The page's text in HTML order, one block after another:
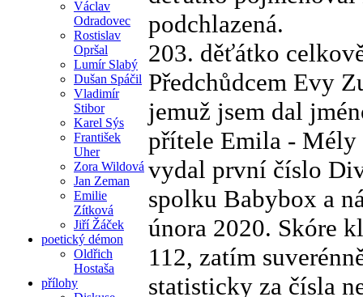
Václav
Odradovec
Rostislav
Opršal
Lumír Slabý
Dušan Spáčil
Vladimír
Stibor
Karel Sýs
František
Uher
Zora Wildová
Jan Zeman
Emilie
Zítková
Jiří Žáček
poetický démon
Oldřich
Hostaša
přílohy
podchlazená.
203. děťátko
Předchůdcem Evy
jemuž jsem dal
přítele Emila - Mély
vydal první číslo
spolku Babybox a
února 2020. Skóre
112, zatím
statisticky za čísla